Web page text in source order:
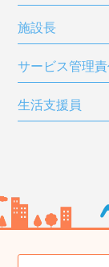
施設長
サービス管理
生活支援員